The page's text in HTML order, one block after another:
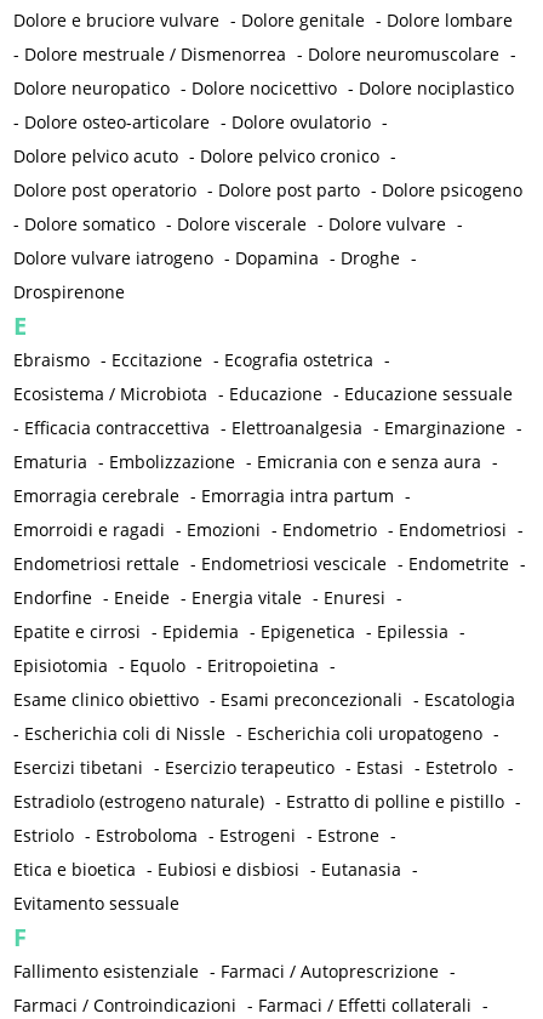
Dolore e bruciore vulvare - Dolore genitale - Dolore lombare
- Dolore mestruale / Dismenorrea - Dolore neuromuscolare -
Dolore neuropatico - Dolore nocicettivo - Dolore nociplastico
- Dolore osteo-articolare - Dolore ovulatorio -
Dolore pelvico acuto - Dolore pelvico cronico -
Dolore post operatorio - Dolore post parto - Dolore psicogeno
- Dolore somatico - Dolore viscerale - Dolore vulvare -
Dolore vulvare iatrogeno - Dopamina - Droghe -
Drospirenone
E
Ebraismo - Eccitazione - Ecografia ostetrica -
Ecosistema / Microbiota - Educazione - Educazione sessuale
- Efficacia contraccettiva - Elettroanalgesia - Emarginazione -
Ematuria - Embolizzazione - Emicrania con e senza aura -
Emorragia cerebrale - Emorragia intra partum -
Emorroidi e ragadi - Emozioni - Endometrio - Endometriosi -
Endometriosi rettale - Endometriosi vescicale - Endometrite -
Endorfine - Eneide - Energia vitale - Enuresi -
Epatite e cirrosi - Epidemia - Epigenetica - Epilessia -
Episiotomia - Equolo - Eritropoietina -
Esame clinico obiettivo - Esami preconcezionali - Escatologia
- Escherichia coli di Nissle - Escherichia coli uropatogeno -
Esercizi tibetani - Esercizio terapeutico - Estasi - Estetrolo -
Estradiolo (estrogeno naturale) - Estratto di polline e pistillo -
Estriolo - Estroboloma - Estrogeni - Estrone -
Etica e bioetica - Eubiosi e disbiosi - Eutanasia -
Evitamento sessuale
F
Fallimento esistenziale - Farmaci / Autoprescrizione -
Farmaci / Controindicazioni - Farmaci / Effetti collaterali -